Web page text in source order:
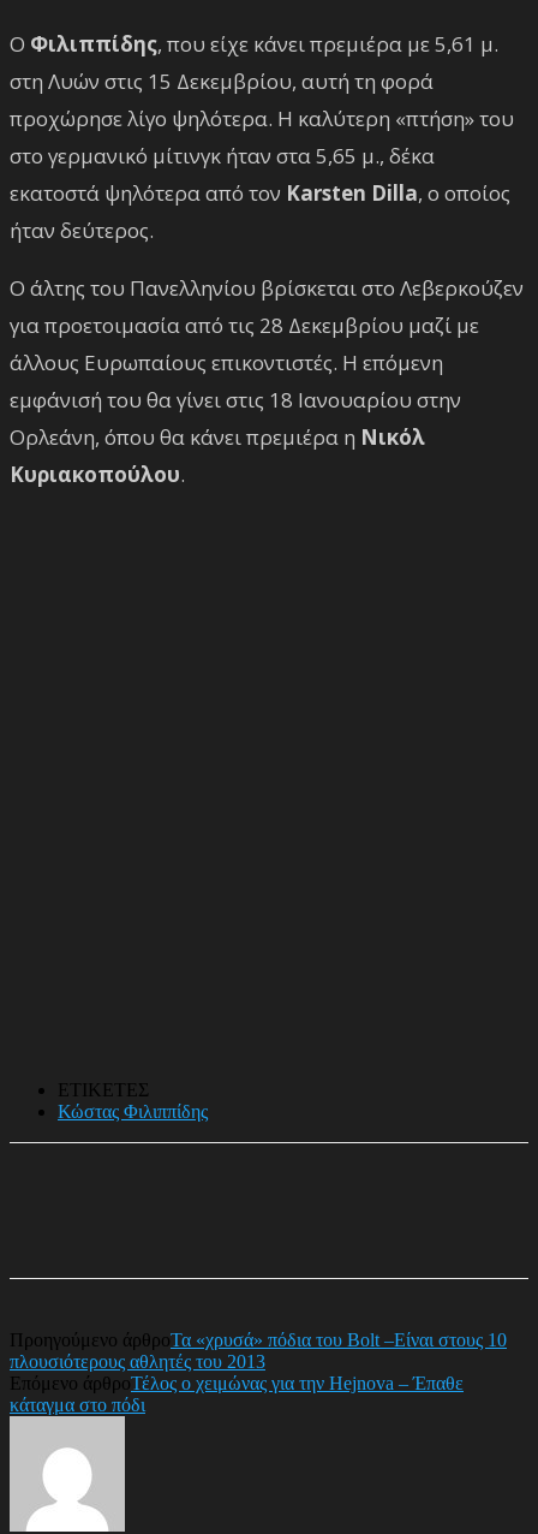
Ο Φιλιππίδης, που είχε κάνει πρεμιέρα με 5,61 μ.
στη Λυών στις 15 Δεκεμβρίου, αυτή τη φορά
προχώρησε λίγο ψηλότερα. Η καλύτερη «πτήση» του
στο γερμανικό μίτινγκ ήταν στα 5,65 μ., δέκα
εκατοστά ψηλότερα από τον Karsten Dilla, ο οποίος
ήταν δεύτερος.
Ο άλτης του Πανελληνίου βρίσκεται στο Λεβερκούζεν
για προετοιμασία από τις 28 Δεκεμβρίου μαζί με
άλλους Ευρωπαίους επικοντιστές. Η επόμενη
εμφάνισή του θα γίνει στις 18 Ιανουαρίου στην
Ορλεάνη, όπου θα κάνει πρεμιέρα η Νικόλ
Κυριακοπούλου.
ΕΤΙΚΕΤΕΣ
Κώστας Φιλιππίδης
Προηγούμενο άρθροΤα «χρυσά» πόδια του Bolt –Είναι στους 10
πλουσιότερους αθλητές του 2013
Επόμενο άρθροΤέλος ο χειμώνας για την Hejnova – Έπαθε
κάταγμα στο πόδι